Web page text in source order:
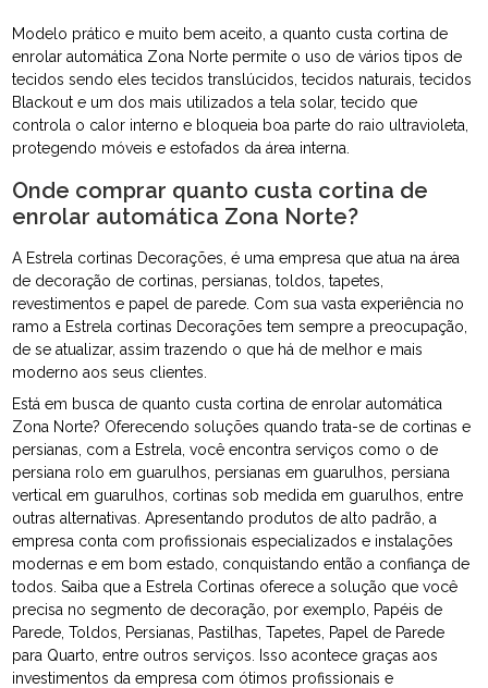
Modelo prático e muito bem aceito, a quanto custa cortina de
enrolar automática Zona Norte permite o uso de vários tipos de
tecidos sendo eles tecidos translúcidos, tecidos naturais, tecidos
Blackout e um dos mais utilizados a tela solar, tecido que
controla o calor interno e bloqueia boa parte do raio ultravioleta,
protegendo móveis e estofados da área interna.
Onde comprar quanto custa cortina de
enrolar automática Zona Norte?
A Estrela cortinas Decorações, é uma empresa que atua na área
de decoração de cortinas, persianas, toldos, tapetes,
revestimentos e papel de parede. Com sua vasta experiência no
ramo a Estrela cortinas Decorações tem sempre a preocupação,
de se atualizar, assim trazendo o que há de melhor e mais
moderno aos seus clientes.
Está em busca de quanto custa cortina de enrolar automática
Zona Norte? Oferecendo soluções quando trata-se de cortinas e
persianas, com a Estrela, você encontra serviços como o de
persiana rolo em guarulhos, persianas em guarulhos, persiana
vertical em guarulhos, cortinas sob medida em guarulhos, entre
outras alternativas. Apresentando produtos de alto padrão, a
empresa conta com profissionais especializados e instalações
modernas e em bom estado, conquistando então a confiança de
todos. Saiba que a Estrela Cortinas oferece a solução que você
precisa no segmento de decoração, por exemplo, Papéis de
Parede, Toldos, Persianas, Pastilhas, Tapetes, Papel de Parede
para Quarto, entre outros serviços. Isso acontece graças aos
investimentos da empresa com ótimos profissionais e